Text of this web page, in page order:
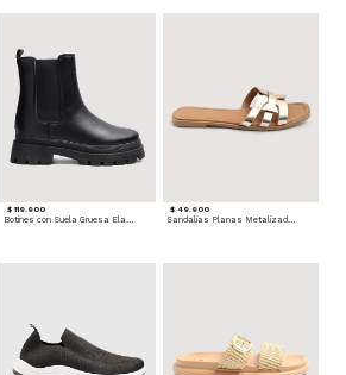
$ 119.900
Botines con Suela Gruesa Elastizada
$ 49.900
Sandalias Planas Metalizadas